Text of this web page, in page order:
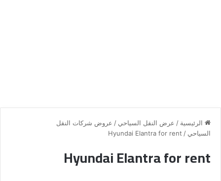
الرئيسية / عرض النقل السياحي / عروض شركات النقل
السياحي /
Hyundai Elantra for rent
Hyundai Elantra for rent